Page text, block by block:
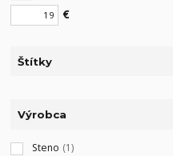
€
Štítky
Výrobca
Steno (1)